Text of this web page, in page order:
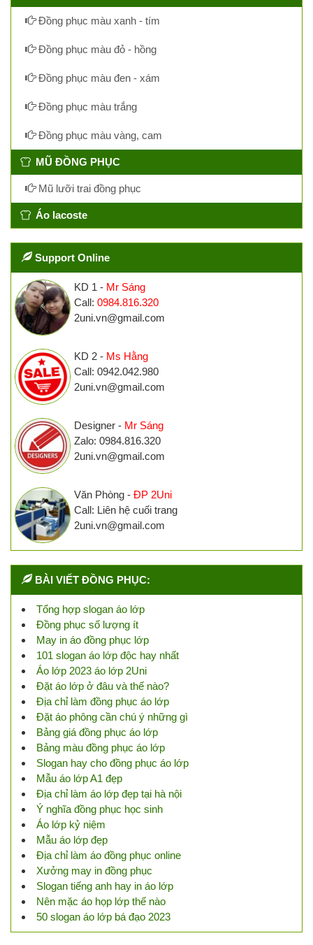
Đồng phục màu xanh - tím
Đồng phục màu đỏ - hồng
Đồng phục màu đen - xám
Đồng phục màu trắng
Đồng phục màu vàng, cam
MŨ ĐỒNG PHỤC
Mũ lưỡi trai đồng phục
Áo lacoste
Support Online
KD 1 - Mr Sáng
Call: 0984.816.320
2uni.vn@gmail.com
KD 2 - Ms Hằng
Call: 0942.042.980
2uni.vn@gmail.com
Designer - Mr Sáng
Zalo: 0984.816.320
2uni.vn@gmail.com
Văn Phòng - ĐP 2Uni
Call: Liên hệ cuối trang
2uni.vn@gmail.com
BÀI VIẾT ĐỒNG PHỤC:
Tổng hợp slogan áo lớp
Đồng phục số lượng ít
May in áo đồng phục lớp
101 slogan áo lớp độc hay nhất
Áo lớp 2023 áo lớp 2Uni
Đặt áo lớp ở đâu và thế nào?
Địa chỉ làm đồng phục áo lớp
Đặt áo phông cần chú ý những gì
Bảng giá đồng phục áo lớp
Bảng màu đồng phục áo lớp
Slogan hay cho đồng phục áo lớp
Mẫu áo lớp A1 đẹp
Địa chỉ làm áo lớp đẹp tại hà nội
Ý nghĩa đồng phục học sinh
Áo lớp kỷ niệm
Mẫu áo lớp đẹp
Địa chỉ làm áo đồng phục online
Xưởng may in đồng phục
Slogan tiếng anh hay in áo lớp
Nên mặc áo họp lớp thế nào
50 slogan áo lớp bá đạo 2023